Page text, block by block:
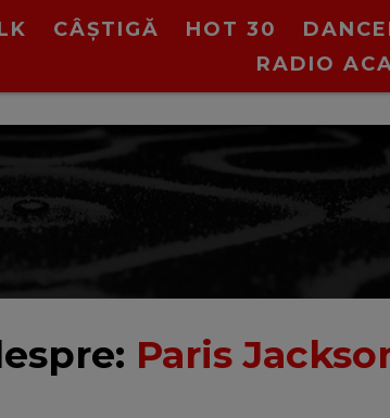
CÂȘTIGĂ HOT 30
RADIO
Paris